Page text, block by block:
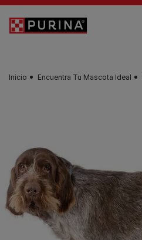
Skip to main content
Inicio Encuentra Tu Mascota Ideal